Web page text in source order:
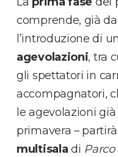
comprende, già
l’introduzione di un
agevolazioni, tra
gli spettatori in
accompagnatori,
le agevolazioni
primavera –
multisala di